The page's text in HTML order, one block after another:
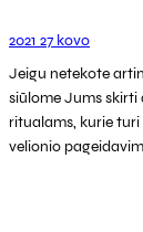
2021 27 kovo
Jeigu netekote
siūlome Jums skirti
ritualams, kurie
velionio